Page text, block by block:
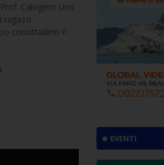
Calogero Lino
ragazzi
concittadino P.
EVENTI